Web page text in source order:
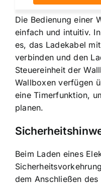
Die Bedienung einer
einfach und intuitiv.
es, das Ladekabel
verbinden und den
Steuereinheit der
Wallboxen verfügen
eine Timerfunktion,
planen.
Beim Laden eines
dem Anschließen